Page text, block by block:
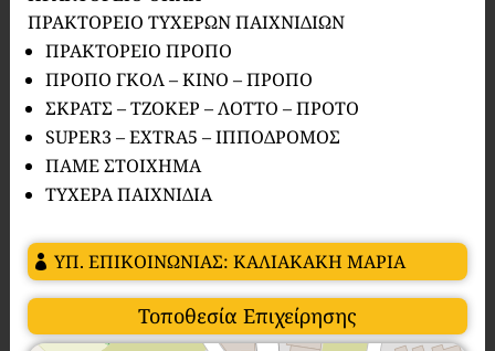
ΠΡΑΚΤΟΡΕΙΟ ΤΥΧΕΡΩΝ ΠΑΙΧΝΙΔΙΩΝ
ΠΡΑΚΤΟΡΕΙΟ ΠΡΟΠΟ
ΠΡΟΠΟ ΓΚΟΛ – ΚΙΝΟ – ΠΡΟΠΟ
ΣΚΡΑΤΣ – ΤΖΟΚΕΡ – ΛΟΤΤΟ – ΠΡΟΤΟ
SUPER3 – EXTRA5 – ΙΠΠΟΔΡΟΜΟΣ
ΠΑΜΕ ΣΤΟΙΧΗΜΑ
ΤΥΧΕΡΑ ΠΑΙΧΝΙΔΙA
ΥΠ. ΕΠΙΚΟΙΝΩΝΙΑΣ: ΚΑΛΙΑΚΑΚΗ ΜΑΡΙΑ
Τοποθεσία Επιχείρησης